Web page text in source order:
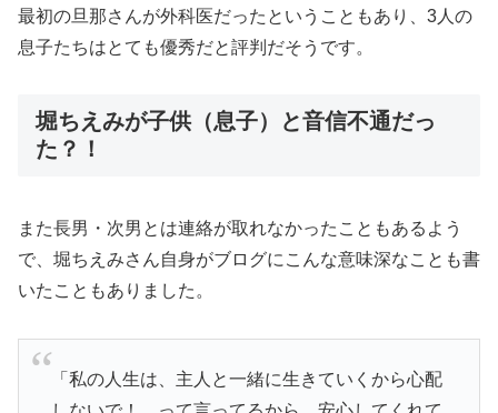
最初の旦那さんが外科医だったということもあり、3人の
息子たちはとても優秀だと評判だそうです。
堀ちえみが子供（息子）と音信不通だっ
た？！
また長男・次男とは連絡が取れなかったこともあるよう
で、堀ちえみさん自身がブログにこんな意味深なことも書
いたこともありました。
「私の人生は、主人と一緒に生きていくから心配